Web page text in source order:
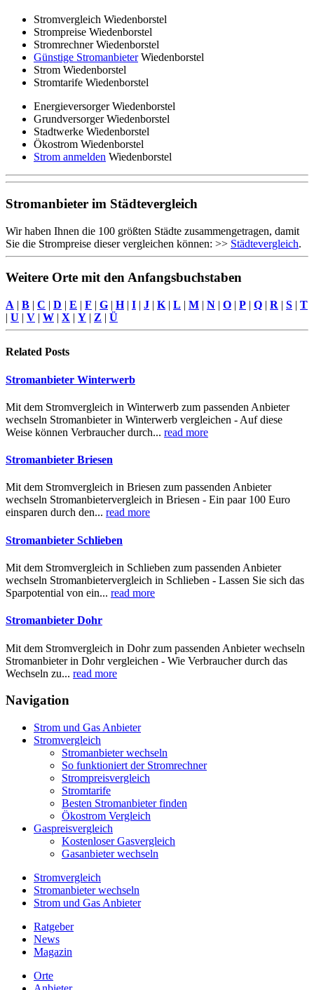
Stromvergleich Wiedenborstel
Strompreise Wiedenborstel
Stromrechner Wiedenborstel
Günstige StromanbieterWiedenborstel
Strom Wiedenborstel
Stromtarife Wiedenborstel
Energieversorger Wiedenborstel
Grundversorger Wiedenborstel
Stadtwerke Wiedenborstel
Ökostrom Wiedenborstel
Strom anmelden Wiedenborstel
Stromanbieter im Städtevergleich
Wir haben Ihnen die 100 größten Städte zusammengetragen, damit
Sie die Strompreise dieser vergleichen können: >> Städtevergleich.
Weitere Orte mit den Anfangsbuchstaben
A | B | C | D | E | F | G | H| I | J | K | L | M | N | O | P | Q | R | S | T
| U | V | W | X | Y | Z | Ü
Related Posts
Stromanbieter Winterwerb
Mit dem Stromvergleich in Winterwerb zum passenden Anbieter
wechseln Stromanbieter in Winterwerb vergleichen - Auf diese
Weise können Verbraucher durch... read more
Stromanbieter Briesen
Mit dem Stromvergleich in Briesen zum passenden Anbieter
wechseln Stromanbietervergleich in Briesen - Ein paar 100 Euro
einsparen durch den... read more
Stromanbieter Schlieben
Mit dem Stromvergleich in Schlieben zum passenden Anbieter
wechseln Stromanbietervergleich in Schlieben - Lassen Sie sich das
Sparpotential von ein... read more
Stromanbieter Dohr
Mit dem Stromvergleich in Dohr zum passenden Anbieter wechseln
Stromanbieter in Dohr vergleichen - Wie Verbraucher durch das
Wechseln zu... read more
Navigation
Strom und Gas Anbieter
Stromvergleich
Stromanbieter wechseln
So funktioniert der Stromrechner
Strompreisvergleich
Stromtarife
Besten Stromanbieter finden
Ökostrom Vergleich
Gaspreisvergleich
Kostenloser Gasvergleich
Gasanbieter wechseln
Stromvergleich
Stromanbieter wechseln
Strom und Gas Anbieter
Ratgeber
News
Magazin
Orte